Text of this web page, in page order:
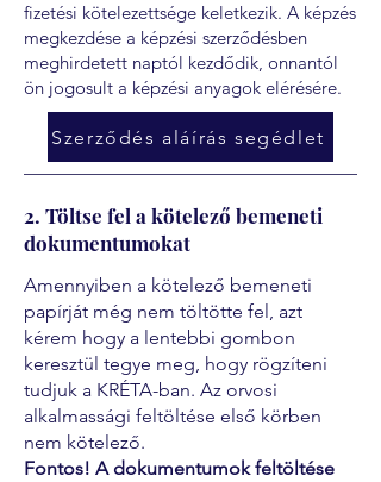
fizetési kötelezettsége keletkezik. A képzés
megkezdése a képzési szerződésben
meghirdetett naptól kezdődik, onnantól
ön jogosult a képzési anyagok elérésére.
Szerződés aláírás segédlet
2. Töltse fel a kötelező bemeneti
dokumentumokat
Amennyiben a kötelező bemeneti
papírját még nem töltötte fel, azt
kérem hogy a lentebbi gombon
keresztül tegye meg, hogy rögzíteni
tudjuk a KRÉTA-ban. Az orvosi
alkalmassági feltöltése első körben
nem kötelező.
Fontos! A dokumentumok feltöltése